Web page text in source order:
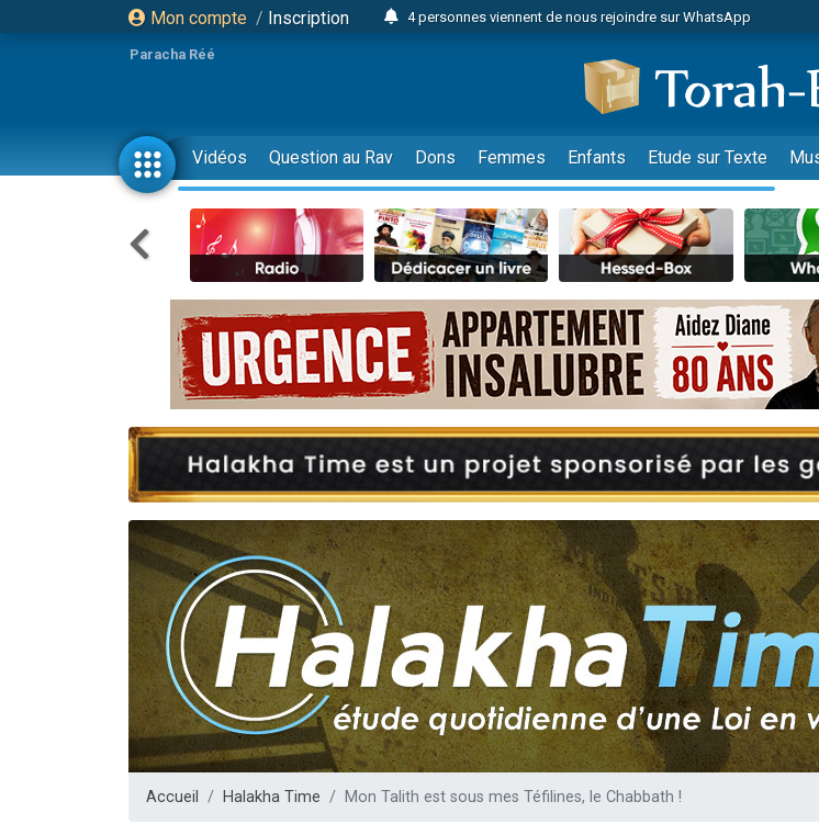
Mon compte / Inscription
4 personnes viennent de nous rejoindre sur WhatsApp
Odaya vient de donner son Maasser
3 personnes viennent de faire un don pour 5 jours de
3 personnes viennent de faire un don pour Diane, 80 ans,
13 personnes viennent de demander une bénédiction
2 personnes viennent de nous rejoindre sur WhatsApp
30 personnes viennent de faire un don pour Sauvez la jambe
Il reste 49 places pour étudier en groupe sur Zoom
12 nouvelles musiques dans Torah-Box Music
3 personnes viennent de nous rejoindre sur WhatsApp
2 personnes viennent de nous rejoindre sur WhatsApp
3 personnes viennent de nous rejoindre sur WhatsApp
8 personnes viennent de faire un don pour Tsédaka : pauvres
61 personnes viennent de demander une bénédiction
Ariel vient de donner son Maasser
Il reste 49 places pour étudier en groupe sur Zoom
Eva vient de donner son Maasser
Paracha Réé
Vidéos Question au Rav Dons Femmes Enfants Etude sur Texte
Accueil Halakha Time Mon Talith est sous mes Téfilines, le Chabbath !